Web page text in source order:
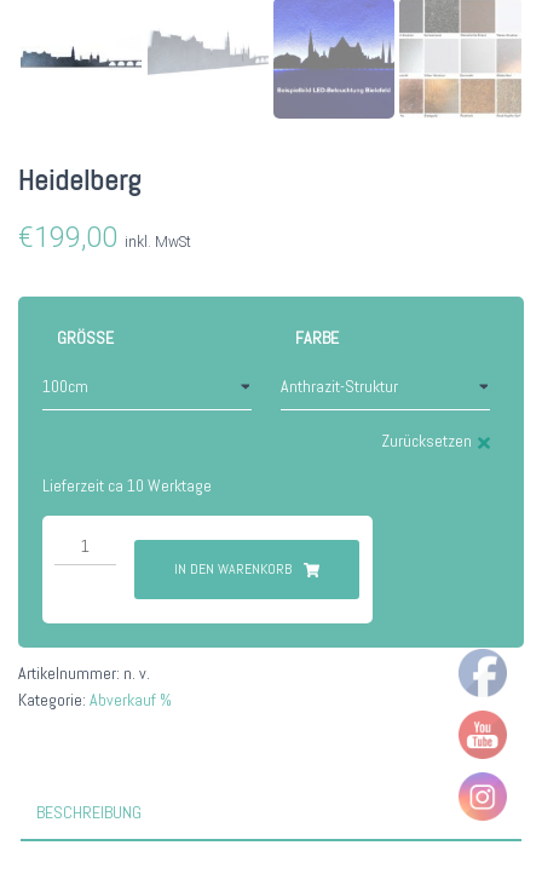
Heidelberg
€199,00 inkl. MwSt
GRÖSSE FARBE
Zurücksetzen
Lieferzeit ca 10 Werktage
Heidelberg
Menge
IN DEN WARENKORB
Artikelnummer: n. v.
Kategorie: Abverkauf %
BESCHREIBUNG